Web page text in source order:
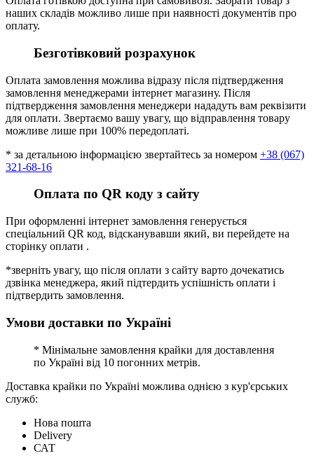
наших складів можливо лише при наявності документів про
оплату.
Безготівковий розрахунок
Оплата замовлення можлива відразу після підтвердження
замовлення менеджерами інтернет магазину. Після
підтвердження замовлення менеджери нададуть вам реквізити
для оплати. Звертаємо вашу увагу, що відправлення товару
можливе лише при 100% передоплаті.
* за детальною інформацією звертайтесь за номером +38 (067)
321-68-16
Оплата по QR коду з сайту
При оформленні інтернет замовлення генерується
спеціальний QR код, відсканувавши який, ви перейдете на
сторінку оплати .
*зверніть увагу, що після оплати з сайту варто дочекатись
дзвінка менеджера, який підтердить успішність оплати і
підтвердить замовлення.
Умови доставки по Україні
* Мінімальне замовлення крайки для доставлення
по Україні від 10 погонних метрів.
Доставка крайки по Україні можлива однією з кур'єрських
служб:
Нова пошта
Delivery
САТ